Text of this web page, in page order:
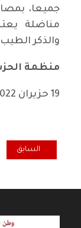
جميعا،
مناضلة
والذكر
منظمة
19 حزيران 2022
المقال
السابق